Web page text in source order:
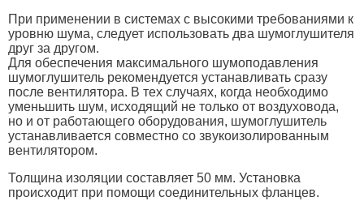
При применении в системах с высокими требованиями к
уровню шума, следует использовать два шумоглушителя
друг за другом.
Для обеспечения максимального шумоподавления
шумоглушитель рекомендуется устанавливать сразу
после вентилятора. В тех случаях, когда необходимо
уменьшить шум, исходящий не только от воздуховода,
но и от работающего оборудования, шумоглушитель
устанавливается совместно со звукоизолированным
вентилятором.
Толщина изоляции составляет 50 мм. Установка
происходит при помощи соединительных фланцев.